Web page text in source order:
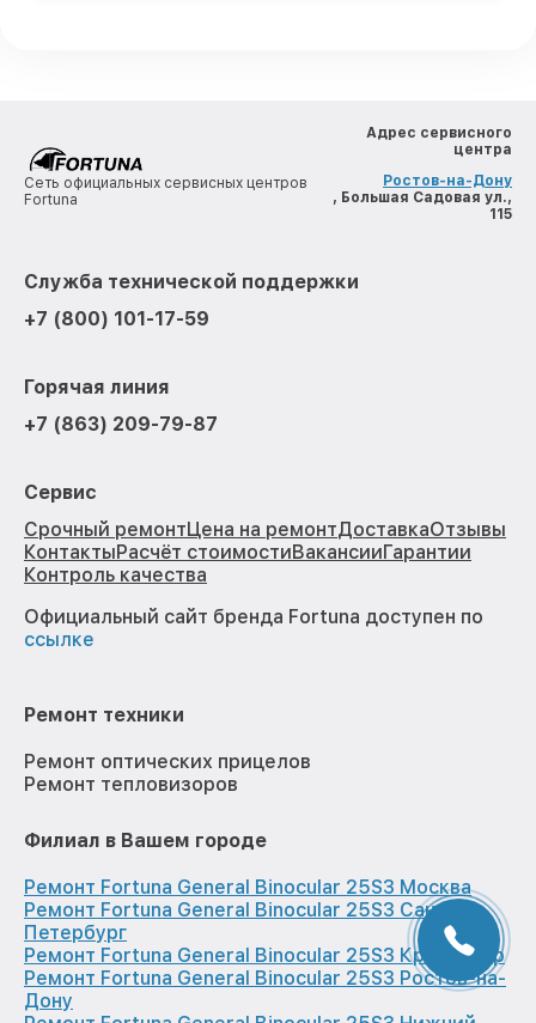
Сеть официальных сервисных центров
Fortuna
Адрес сервисного
центра
Ростов-на-Дону
, Большая Садовая ул.,
115
Служба технической поддержки
+7 (800) 101-17-59
Горячая линия
+7 (863) 209-79-87
Сервис
Срочный ремонтЦена на ремонтДоставкаОтзывы
КонтактыРасчёт стоимостиВакансииГарантии
Контроль качества
Официальный сайт бренда Fortuna доступен по
ссылке
Ремонт техники
Ремонт оптических прицелов
Ремонт тепловизоров
Филиал в Вашем городе
Ремонт Fortuna General Binocular 25S3 Москва
Ремонт Fortuna General Binocular 25S3 Санкт-
Петербург
Ремонт Fortuna General Binocular 25S3 Краснодар
Ремонт Fortuna General Binocular 25S3 Ростов-на-
Дону